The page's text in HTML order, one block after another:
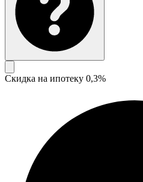
Скидка на ипотеку 0,3%